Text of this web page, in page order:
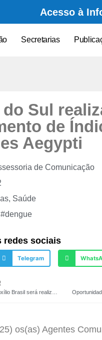
Acesso à
Secretarias
Sul
de
Aegypti
de Comunicação
, Saúde
#dengue
redes sociais
Telegram
os(as) Agentes